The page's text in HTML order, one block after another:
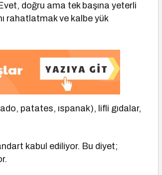
doğru ama tek başına yeterli
rahatlatmak ve kalbe yük
patates, ıspanak), lifli gıdalar,
kabul ediliyor. Bu diyet;